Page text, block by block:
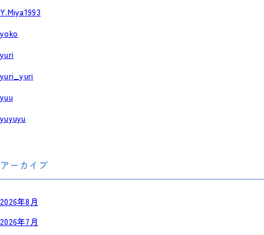
Y.Miya1993
yoko
yuri
yuri_yuri
yuu
yuyuyu
アーカイブ
2026年8月
2026年7月